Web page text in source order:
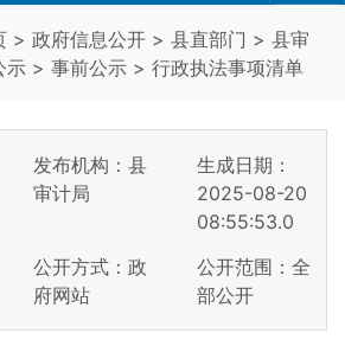
> 政府信息公开 > 县直部门 > 县审
示 > 事前公示 > 行政执法事项清单
发布机构：县
审计局
生成日期：
2025-08-20
08:55:53.0
公开方式：政
府网站
公开范围：全
部公开